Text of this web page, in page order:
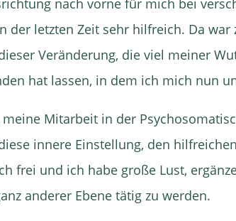
nach vorne für mich bei
der letzten Zeit sehr hilfreich. Da war
Veränderung, die viel meiner
hat lassen, in dem ich mich nun
Mitarbeit in der
innere Einstellung, den
frei und ich habe große Lust,
anderer Ebene tätig zu werden.